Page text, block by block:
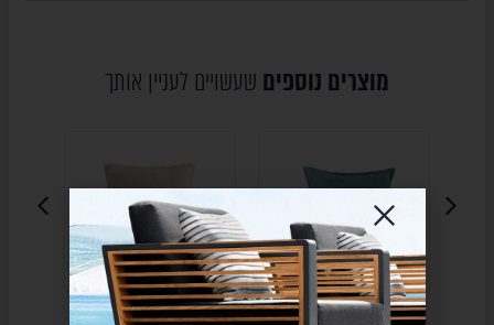
מוצרים נוספים שעשויים לעניין אותך
כרית נוי – TURKIZ כרית נוי – CREAM BOUCLE